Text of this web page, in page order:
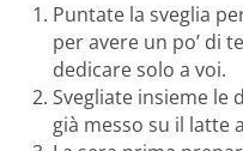
Puntate la sveglia
per avere un po’ di
dedicare solo a voi.
Svegliate insieme le
già messo su il latte